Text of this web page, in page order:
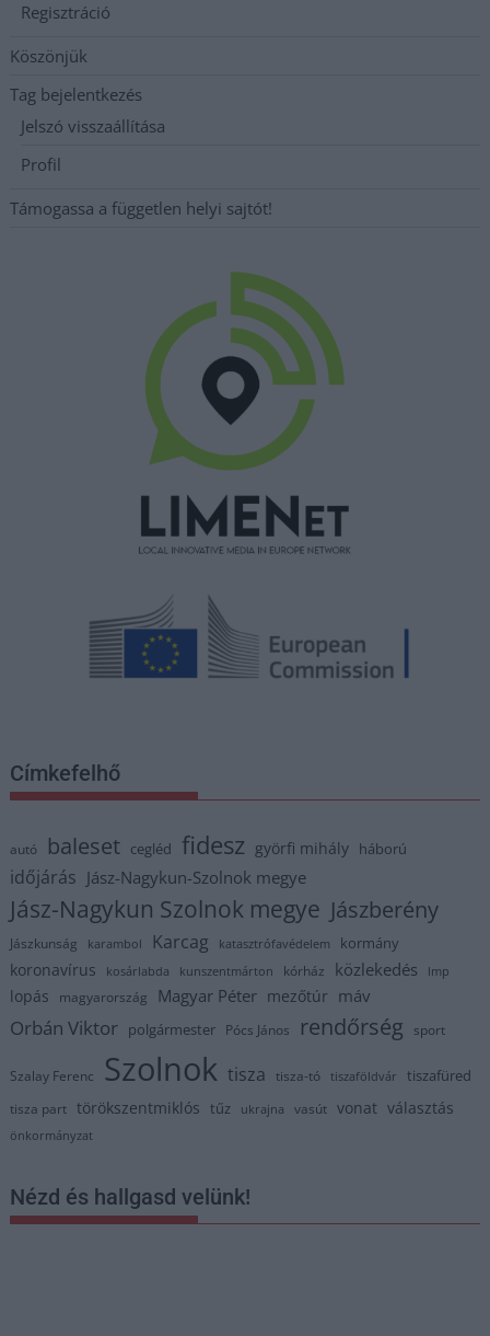
Regisztráció
Köszönjük
Tag bejelentkezés
Jelszó visszaállítása
Profil
Támogassa a független helyi sajtót!
Címkefelhő
autó baleset cegléd fidesz györfi mihály háború
időjárás Jász-Nagykun-Szolnok megye
Jász-Nagykun Szolnok megye Jászberény
Jászkunság karambol Karcag katasztrófavédelem kormány
koronavírus kosárlabda kunszentmárton kórház közlekedés lmp
lopás magyarország Magyar Péter mezőtúr máv
Orbán Viktor polgármester Pócs János rendőrség sport
Szalay Ferenc Szolnok tisza tisza-tó tiszaföldvár tiszafüred
tisza part törökszentmiklós tűz ukrajna vasút vonat választás
önkormányzat
Nézd és hallgasd velünk!